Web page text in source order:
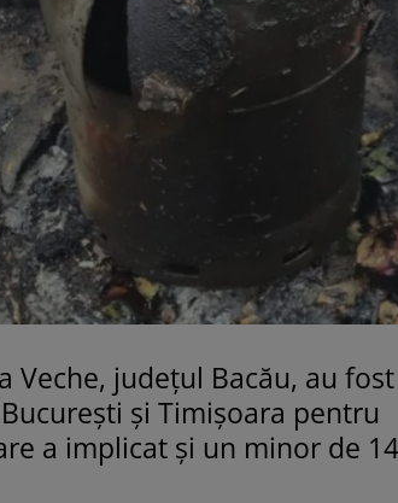
Veche, județul Bacău, au fost
și Timișoara pentru
a implicat și un minor de